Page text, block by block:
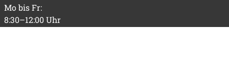
Mo bis Fr:
8:30–12:00 Uhr